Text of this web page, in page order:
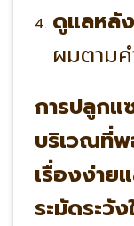
ดูแลหลั
ผมตามค
การปลูกแ
บริเวณที่พ
เรื่องง่าย
ระมัดระวั